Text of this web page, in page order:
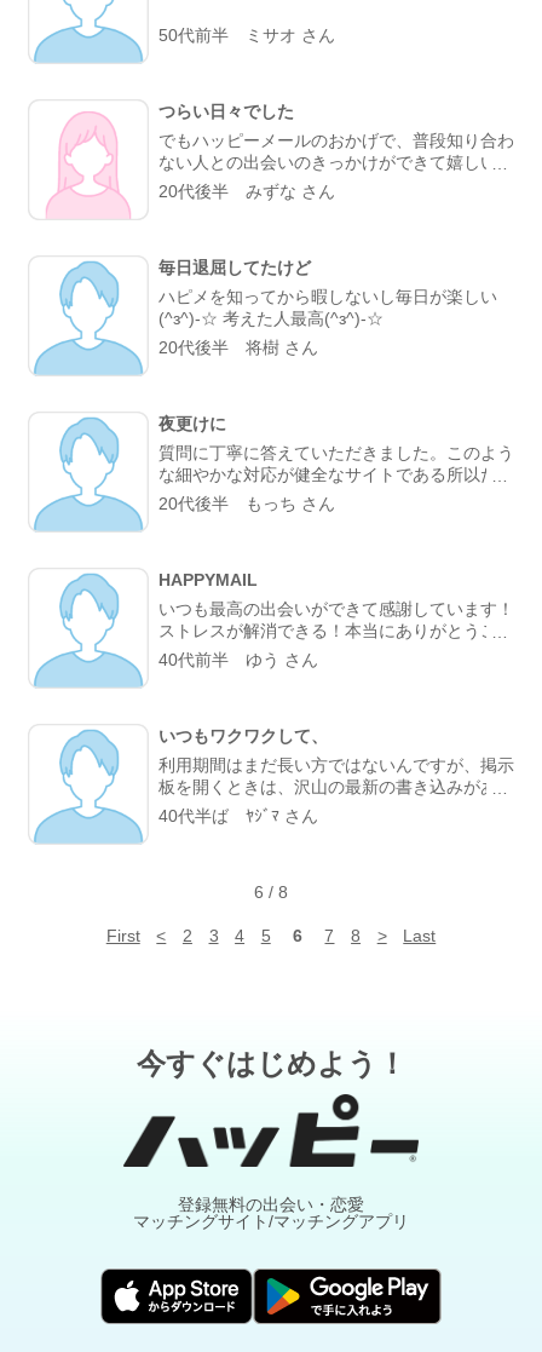
50代前半 ミサオ さん
つらい日々でした
でもハッピーメールのおかげで、普段知り合わ
ない人との出会いのきっかけができて嬉しいで
す。 私なんかにいつもありがとうございます
(^0^)/
20代後半 みずな さん
毎日退屈してたけど
ハピメを知ってから暇しないし毎日が楽しい
(^з^)-☆ 考えた人最高(^з^)-☆
20代後半 将樹 さん
夜更けに
質問に丁寧に答えていただきました。このよう
な細やかな対応が健全なサイトである所以だな
と感心しました。対応していただいたサポート
センターの56番様どうもありがとうございま
20代後半 もっち さん
HAPPYMAIL
いつも最高の出会いができて感謝しています！
ストレスが解消できる！本当にありがとうござ
います！
40代前半 ゆう さん
いつもワクワクして、
利用期間はまだ長い方ではないんですが、掲示
板を開くときは、沢山の最新の書き込みがある
ので、いつもワクワクして拝見しています。
都内に近い埼玉に住んでいるので両方使えて二
40代半ば ﾔｼﾞﾏ さん
6 / 8
First < 2 3 4 5 6 7 8 > Last
今すぐはじめよう！
登録無料の出会い・恋愛
マッチングサイト/マッチングアプリ